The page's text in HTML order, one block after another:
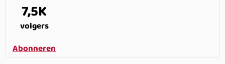
7,5K
volgers
Abonneren